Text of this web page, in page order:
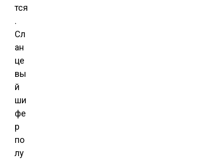
тся
.
Сл
ан
це
вы
й
ши
фе
р
по
лу